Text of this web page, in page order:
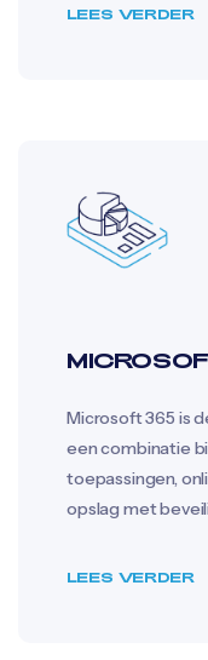
LEES VERDER
Microsoft 365 is
een combinatie
toepassingen,
opslag met
LEES VERDER